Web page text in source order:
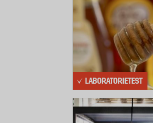
LABORATORIETEST